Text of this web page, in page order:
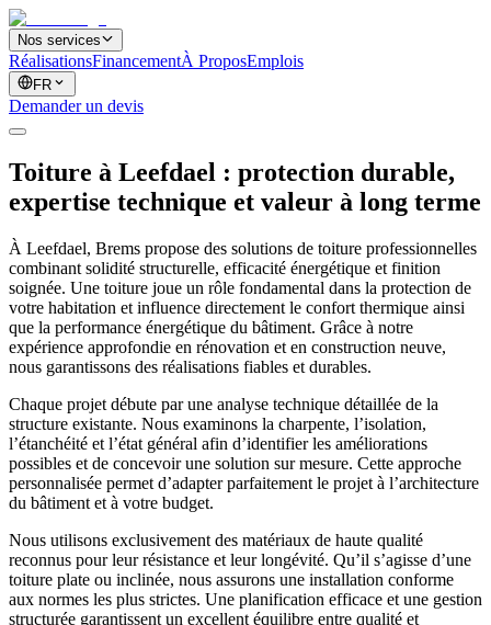
Nos services
RéalisationsFinancementÀ ProposEmplois
FR
Demander un devis
Toiture à Leefdael : protection durable,
expertise technique et valeur à long terme
À Leefdael, Brems propose des solutions de toiture professionnelles
combinant solidité structurelle, efficacité énergétique et finition
soignée. Une toiture joue un rôle fondamental dans la protection de
votre habitation et influence directement le confort thermique ainsi
que la performance énergétique du bâtiment. Grâce à notre
expérience approfondie en rénovation et en construction neuve,
nous garantissons des réalisations fiables et durables.
Chaque projet débute par une analyse technique détaillée de la
structure existante. Nous examinons la charpente, l’isolation,
l’étanchéité et l’état général afin d’identifier les améliorations
possibles et de concevoir une solution sur mesure. Cette approche
personnalisée permet d’adapter parfaitement le projet à l’architecture
du bâtiment et à votre budget.
Nous utilisons exclusivement des matériaux de haute qualité
reconnus pour leur résistance et leur longévité. Qu’il s’agisse d’une
toiture plate ou inclinée, nous assurons une installation conforme
aux normes les plus strictes. Une planification efficace et une gestion
structurée garantissent un excellent équilibre entre qualité et